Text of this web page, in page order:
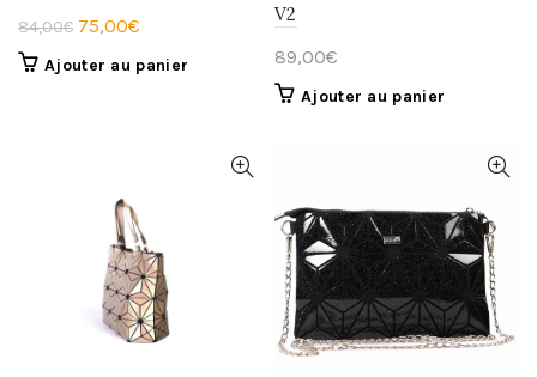
84,00€ Le
prix
75,00€
prix
Ajouter au panier
V2
89,00€
Ajouter au panier